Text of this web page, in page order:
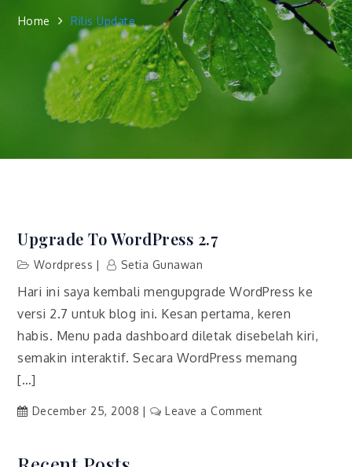
Home Rilis Update
Upgrade To WordPress 2.7
Wordpress Setia Gunawan
Hari ini saya kembali mengupgrade WordPress ke
versi 2.7 untuk blog ini. Kesan pertama, keren
habis. Menu pada dashboard diletak disebelah kiri,
semakin interaktif. Secara WordPress memang
[…]
December 25, 2008 Leave a Commenton